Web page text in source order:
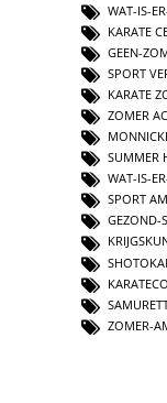
WAT-IS-
KARATE
GEEN-
SPORT
KARATE
ZOMER
SUMMER
WAT-IS-
SPORT
GEZOND-
ZOMER-